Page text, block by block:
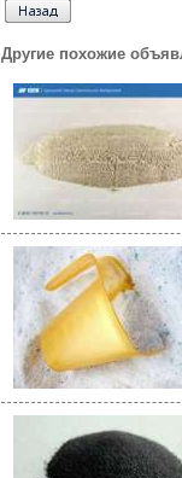
Другие похожие